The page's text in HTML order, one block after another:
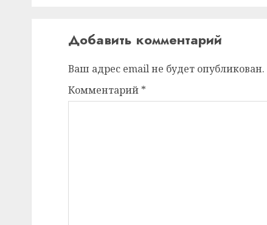
Добавить комментарий
Ваш адрес email не будет опубликован.
Комментарий *